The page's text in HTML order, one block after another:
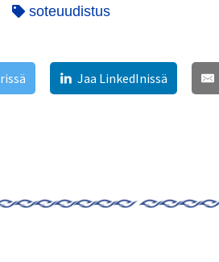
soteuudistus
Jaa LinkedInissä